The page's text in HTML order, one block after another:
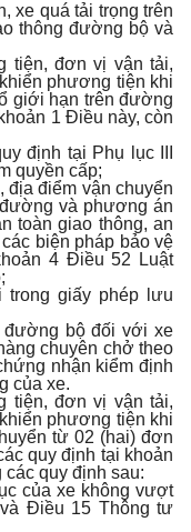
xe quá tải trọng trên
thông đường bộ và
tiện, đơn vị vận tải,
phương tiện khi
giới hạn trên đường
1 Điều này, còn
định tại Phụ lục III
quyền cấp;
địa điểm vận chuyển
và phương án
toàn giao thông, an
biện pháp bảo vệ
4 Điều 52 Luật
trong giấy phép lưu
bộ đối với xe
chuyên chở theo
nhận kiểm định
của xe.
tiện, đơn vị vận tải,
phương tiện khi
từ 02 (hai) đơn
quy định tại khoản
quy định sau:
của xe không vượt
Điều 15 Thông tư